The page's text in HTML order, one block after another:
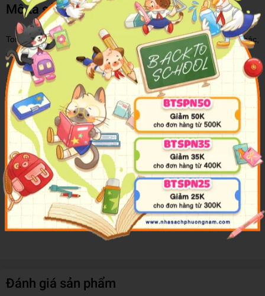
Mô tả sản phẩm
Tommy là một chú cá sấu hiếu động, và như bao bạn nhỏ khác,
cậu rất thích khám phá thế giới.
Bộ sách là những bức tranh không lời vẽ về những chuyến phiêu
lưu vui nhộn và đầy thơ mộng của cá sấu nhỏ Tommy cùng các
bạn chó, mèo, gấu...ai cũng có thể đọc và hiểu Tommy cá sấu nhỏ,
bất kể ở độ tuổi hay ngôn ngữ nào. Bộ sách sẽ là hành trang bổ ích
giúp các bạn nhỏ: TỰ TIN, PHÁT TRIỂN TRÍ TUỆ, SÁNG TẠO.
Về tác giả:
Eddy Coubeaux là một họa sĩ chuyên nghiệp từng xuất bản nhiều
tập truyện tranh ở Bỉ, Châu Âu. Eddy đang sống và dạy vẽ cho học
sinh các trường quốc tế ở TP.HCM.
Đánh giá sản phẩm